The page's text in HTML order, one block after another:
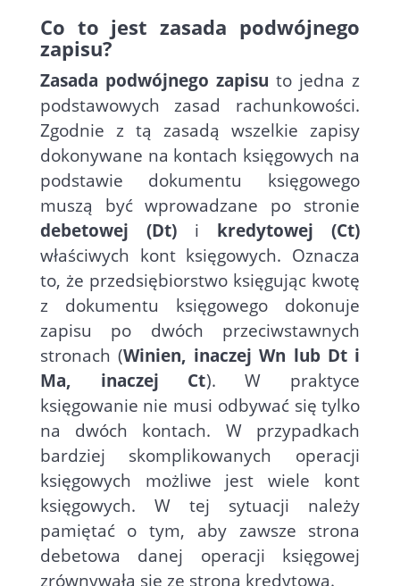
Co to jest zasada podwójnego
zapisu?
Zasada podwójnego zapisu to jedna z
podstawowych zasad rachunkowości.
Zgodnie z tą zasadą wszelkie zapisy
dokonywane na kontach księgowych na
podstawie dokumentu księgowego
muszą być wprowadzane po stronie
debetowej (Dt)i kredytowej (Ct)
właściwych kont księgowych. Oznacza
to, że przedsiębiorstwo księgując kwotę
z dokumentu księgowego dokonuje
zapisu po dwóch przeciwstawnych
stronach (Winien, inaczej Wn lub Dt i
Ma, inaczej Ct). W praktyce
księgowanie nie musi odbywać się tylko
na dwóch kontach. W przypadkach
bardziej skomplikowanych operacji
księgowych możliwe jest wiele kont
księgowych. W tej sytuacji należy
pamiętać o tym, aby zawsze strona
debetowa danej operacji księgowej
zrównywała się ze stroną kredytową.